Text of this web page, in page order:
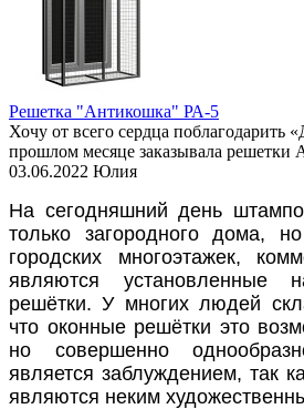
Решетка "Антикошка" РА-5
Хочу от всего сердца поблагодарить
прошлом месяце заказывала решетки
03.06.2022 Юлия
На сегодняшний день
только загородного дома,
городских многоэтажек,
являются установленные
решётки. У многих людей
что оконные решётки это
но совершенно
является заблуждением, так
являются неким